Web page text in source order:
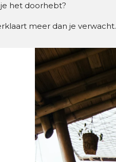
het doorhebt?
meer dan je verwacht.